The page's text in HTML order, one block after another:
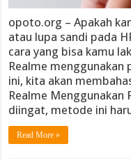
opoto.org – Apakah
atau lupa sandi pada
cara yang bisa kamu
Realme
ini, kita akan
Realme Menggunakan
diingat, metode ini
Read More »